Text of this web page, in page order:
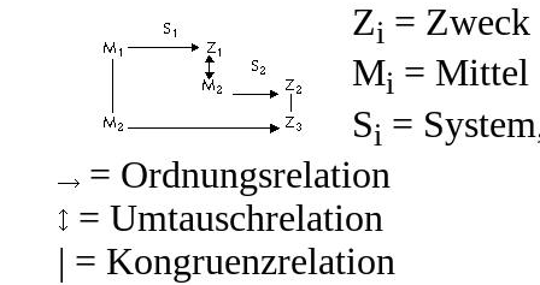
Zi = Zweck
Mi = Mittel
Si =
= Ordnungsrelation
= Umtauschrelation
| = Kongruenzrelation